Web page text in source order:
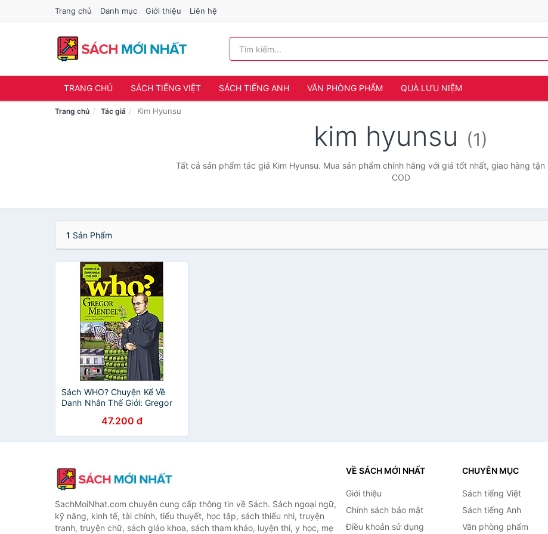
Trang chủ Danh mục Giới thiệu Liên hệ
TRANG CHỦ SÁCH TIẾNG VIỆT SÁCH TIẾNG ANH VĂN PHÒNG PHẨM QUÀ LƯU NIỆM
Trang chủ Tác giả Kim Hyunsu
kim hyunsu (1)
Tất cả sản phẩm tác giả Kim Hyunsu. Mua sản phẩm chính hãng với giá tốt nhất, giao hàng tận
COD
1 Sản Phẩm
Sách WHO? Chuyện Kể Về
Danh Nhân Thế Giới: Gregor
47.200 đ
SachMoiNhat.com chuyên cung cấp thông tin về Sách. Sách ngoại ngữ,
kỹ năng, kinh tế, tài chính, tiểu thuyết, học tập, sách thiếu nhi, truyện
tranh, truyện chữ, sách giáo khoa, sách tham khảo, luyện thi, y học, mẹ
VỀ SÁCH MỚI NHẤT
Giới thiệu
Chính sách bảo mật
Điều khoản sử dụng
CHUYÊN MỤC
Sách tiếng Việt
Sách tiếng Anh
Văn phòng phẩm